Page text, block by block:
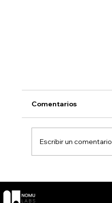
The Nomu
Comentarios
Escribir un